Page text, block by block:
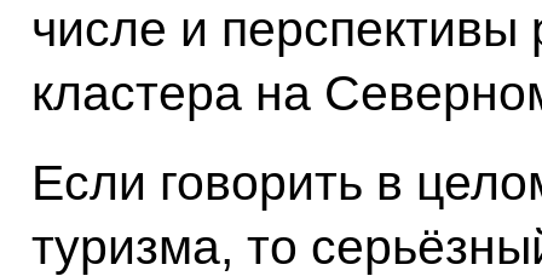
числе и перспективы
кластера на
Если говорить в
туризма, то